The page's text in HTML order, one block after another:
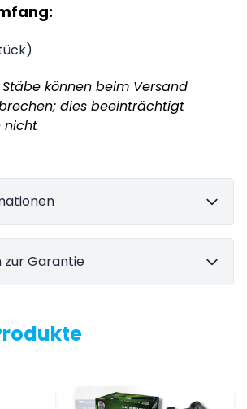
Stäbe können beim Versand
dies beeinträchtigt
nicht
Garantie